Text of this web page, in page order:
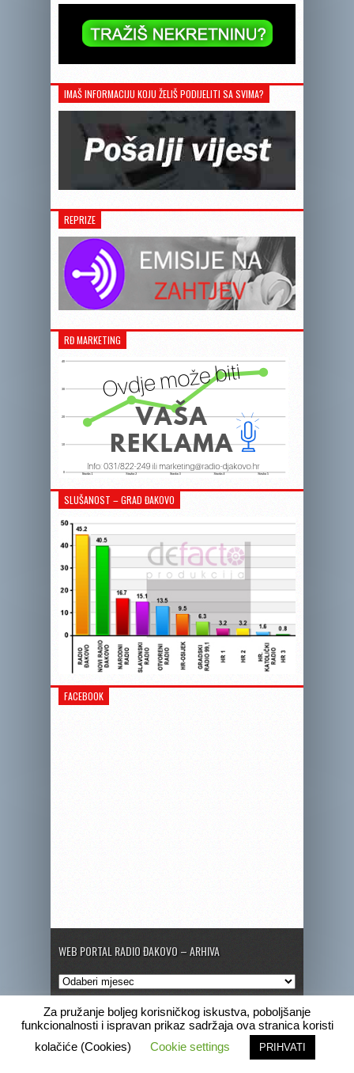
IMAŠ INFORMACIJU KOJU ŽELIŠ PODIJELITI SA SVIMA?
REPRIZE
RĐ MARKETING
SLUŠANOST – GRAD ĐAKOVO
FACEBOOK
WEB PORTAL RADIO ĐAKOVO – ARHIVA
Web
portal
Radio
Đakovo
Arhiva
Copyright © 2020 Radio Đakovo
Marketing Pogrebne obavijesti Program
Za pružanje boljeg korisničkog iskustva, poboljšanje
funkcionalnosti i ispravan prikaz sadržaja ova stranica koristi
kolačiće (Cookies)
Cookie settings PRIHVATI